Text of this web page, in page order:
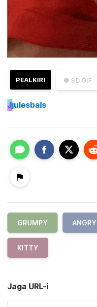
● SD GIF
PEALKIRI
Jjulesbals
GRUMPY ANGRY
KITTY
Jaga URL-i